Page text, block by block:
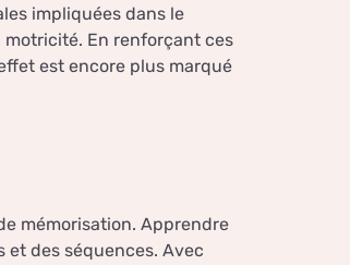
impliquées dans le
En renforçant ces
est encore plus marqué
mémorisation. Apprendre
et des séquences. Avec